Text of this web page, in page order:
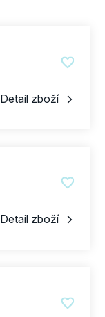
Detail zboží
Detail zboží